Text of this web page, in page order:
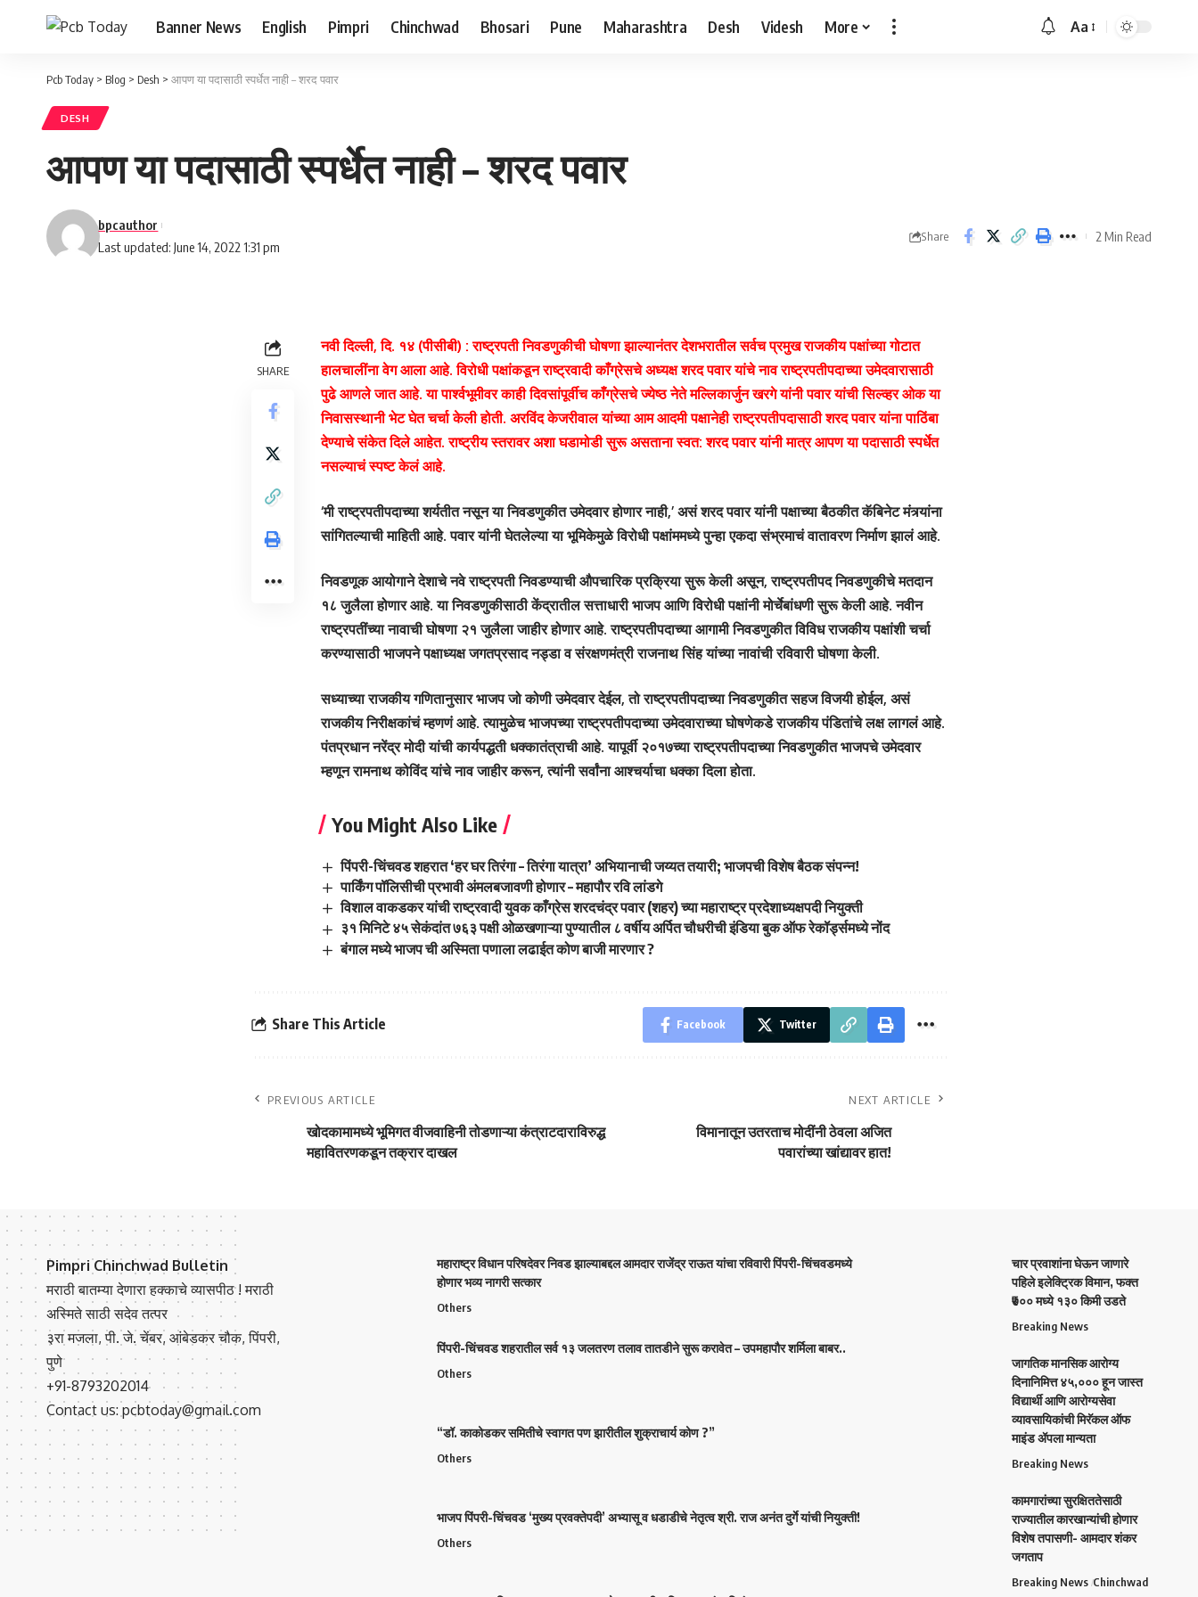
Banner News English Pimpri Chinchwad Bhosari Pune Maharashtra Desh Videsh More
Font
Aa
Pcb Today > Blog > Desh > आपण या पदासाठी स्पर्धेत नाही – शरद पवार
DESH
आपण या पदासाठी स्पर्धेत नाही – शरद पवार
Last updated: June 14, 2022 1:31 pm
bpcauthor
Share 2 Min Read
SHARE
नवी दिल्ली, दि. १४ (पीसीबी) : राष्ट्रपती निवडणुकीची घोषणा झाल्यानंतर देशभरातील सर्वच प्रमुख राजकीय पक्षांच्या गोटात
हालचालींना वेग आला आहे. विरोधी पक्षांकडून राष्ट्रवादी काँग्रेसचे अध्यक्ष शरद पवार यांचे नाव राष्ट्रपतीपदाच्या उमेदवारासाठी
पुढे आणले जात आहे. या पार्श्वभूमीवर काही दिवसांपूर्वीच काँग्रेसचे ज्येष्ठ नेते मल्लिकार्जुन खरगे यांनी पवार यांची सिल्व्हर ओक या
निवासस्थानी भेट घेत चर्चा केली होती. अरविंद केजरीवाल यांच्या आम आदमी पक्षानेही राष्ट्रपतीपदासाठी शरद पवार यांना पाठिंबा
देण्याचे संकेत दिले आहेत. राष्ट्रीय स्तरावर अशा घडामोडी सुरू असताना स्वत: शरद पवार यांनी मात्र आपण या पदासाठी स्पर्धेत
नसल्याचं स्पष्ट केलं आहे.
‘मी राष्ट्रपतीपदाच्या शर्यतीत नसून या निवडणुकीत उमेदवार होणार नाही,’ असं शरद पवार यांनी पक्षाच्या बैठकीत कॅबिनेट मंत्र्यांना
सांगितल्याची माहिती आहे. पवार यांनी घेतलेल्या या भूमिकेमुळे विरोधी पक्षांममध्ये पुन्हा एकदा संभ्रमाचं वातावरण निर्माण झालं आहे.
निवडणूक आयोगाने देशाचे नवे राष्ट्रपती निवडण्याची औपचारिक प्रक्रिया सुरू केली असून, राष्ट्रपतीपद निवडणुकीचे मतदान
१८ जुलैला होणार आहे. या निवडणुकीसाठी केंद्रातील सत्ताधारी भाजप आणि विरोधी पक्षांनी मोर्चेबांधणी सुरू केली आहे. नवीन
राष्ट्रपतींच्या नावाची घोषणा २१ जुलैला जाहीर होणार आहे. राष्ट्रपतीपदाच्या आगामी निवडणुकीत विविध राजकीय पक्षांशी चर्चा
करण्यासाठी भाजपने पक्षाध्यक्ष जगतप्रसाद नड्डा व संरक्षणमंत्री राजनाथ सिंह यांच्या नावांची रविवारी घोषणा केली.
सध्याच्या राजकीय गणितानुसार भाजप जो कोणी उमेदवार देईल, तो राष्ट्रपतीपदाच्या निवडणुकीत सहज विजयी होईल, असं
राजकीय निरीक्षकांचं म्हणणं आहे. त्यामुळेच भाजपच्या राष्ट्रपतीपदाच्या उमेदवाराच्या घोषणेकडे राजकीय पंडितांचे लक्ष लागलं आहे.
पंतप्रधान नरेंद्र मोदी यांची कार्यपद्धती धक्कातंत्राची आहे. यापूर्वी २०१७च्या राष्ट्रपतीपदाच्या निवडणुकीत भाजपचे उमेदवार
म्हणून रामनाथ कोविंद यांचे नाव जाहीर करून, त्यांनी सर्वांना आश्चर्याचा धक्का दिला होता.
You Might Also Like
पिंपरी-चिंचवड शहरात ‘हर घर तिरंगा – तिरंगा यात्रा’ अभियानाची जय्यत तयारी; भाजपची विशेष बैठक संपन्न!
पार्किंग पॉलिसीची प्रभावी अंमलबजावणी होणार – महापौर रवि लांडगे
विशाल वाकडकर यांची राष्ट्रवादी युवक काँग्रेस शरदचंद्र पवार (शहर) च्या महाराष्ट्र प्रदेशाध्यक्षपदी नियुक्ती
३१ मिनिटे ४५ सेकंदांत ७६३ पक्षी ओळखणाऱ्या पुण्यातील ८ वर्षीय अर्पित चौधरीची इंडिया बुक ऑफ रेकॉर्ड्समध्ये नोंद
बंगाल मध्ये भाजप ची अस्मिता पणाला लढाईत कोण बाजी मारणार ?
Share This Article Facebook Twitter
PREVIOUS ARTICLE
खोदकामामध्ये भूमिगत वीजवाहिनी तोडणाऱ्या कंत्राटदाराविरुद्ध
महावितरणकडून तक्रार दाखल
NEXT ARTICLE
विमानातून उतरताच मोदींनी ठेवला अजित
पवारांच्या खांद्यावर हात!
Pimpri Chinchwad Bulletin
मराठी बातम्या देणारा हक्काचे व्यासपीठ ! मराठी
अस्मिते साठी सदेव तत्पर
३रा मजला, पी. जे. चेंबर, आंबेडकर चौक, पिंपरी,
पुणे
+91-8793202014
Contact us: pcbtoday@gmail.com
महाराष्ट्र विधान परिषदेवर निवड झाल्याबद्दल आमदार राजेंद्र राऊत यांचा रविवारी पिंपरी-चिंचवडमध्ये
होणार भव्य नागरी सत्कार
Others
पिंपरी-चिंचवड शहरातील सर्व १३ जलतरण तलाव तातडीने सुरू करावेत – उपमहापौर शर्मिला बाबर..
Others
“डॉ. काकोडकर समितीचे स्वागत पण झारीतील शुक्राचार्य कोण ?”
Others
भाजप पिंपरी-चिंचवड ‘मुख्य प्रवक्तेपदी’ अभ्यासू व धडाडीचे नेतृत्व श्री. राज अनंत दुर्गे यांची नियुक्ती!
Others
चार प्रवाशांना घेऊन जाणारे
पहिले इलेक्ट्रिक विमान, फक्त
₹७०० मध्ये १३० किमी उडते
Breaking News
जागतिक मानसिक आरोग्य
दिनानिमित्त ४५,००० हून जास्त
विद्यार्थी आणि आरोग्यसेवा
व्यावसायिकांची मिरॅकल ऑफ
माइंड ॲपला मान्यता
Breaking News
कामगारांच्या सुरक्षिततेसाठी
राज्यातील कारखान्यांची होणार
विशेष तपासणी- आमदार शंकर
जगताप
Breaking News Chinchwad